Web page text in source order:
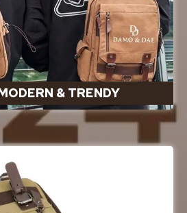
& TRENDY